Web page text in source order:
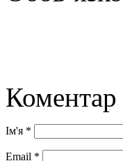
Коментар
Ім'я *
Email *